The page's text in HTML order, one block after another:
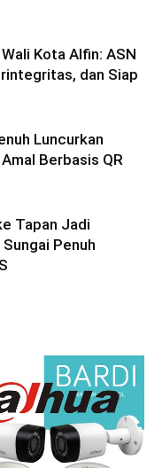
Kota Alfin: ASN
dan Siap
Luncurkan
Berbasis QR
Tapan Jadi
Penuh